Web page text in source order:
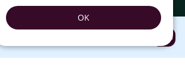
your first order!
the app & get your promo
Open
TURKISH
GERMAN
OK